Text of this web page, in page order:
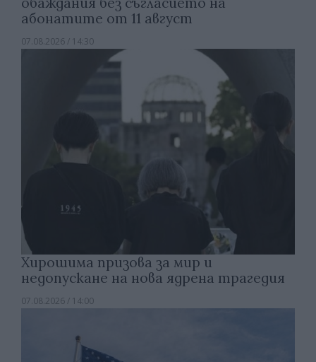
абонатите от 11 август
07.08.2026 / 14:30
Хирошима призова за мир и
недопускане на нова ядрена трагедия
07.08.2026 / 14:00